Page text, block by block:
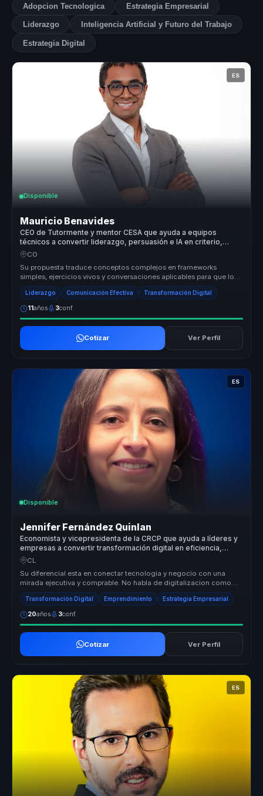
Adopcion Tecnologica Estrategia Empresarial
Liderazgo Inteligencia Artificial y Futuro del Trabajo
Estrategia Digital
ES
Disponible
Mauricio Benavides
CEO de Tutormente y mentor CESA que ayuda a equipos
técnicos a convertir liderazgo, persuasión e IA en criterio,
influencia y acción.
CO
Su propuesta traduce conceptos complejos en frameworks
simples, ejercicios vivos y conversaciones aplicables para que los
equipos convier...
Liderazgo Comunicación Efectiva Transformación Digital
11años 3conf.
Cotizar Ver Perfil
ES
Disponible
Jennifer Fernández Quinlan
Economista y vicepresidenta de la CRCP que ayuda a líderes y
empresas a convertir transformación digital en eficiencia,
rentabilidad y cultura de innovación.
CL
Su diferencial esta en conectar tecnologia y negocio con una
mirada ejecutiva y comprable. No habla de digitalizacion como
moda, sino com...
Transformación Digital Emprendimiento Estrategia Empresarial
20años 3conf.
Cotizar Ver Perfil
ES